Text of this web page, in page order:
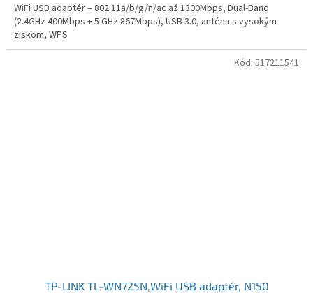
WiFi USB adaptér – 802.11a/b/g/n/ac až 1300Mbps, Dual-Band
(2.4GHz 400Mbps + 5 GHz 867Mbps), USB 3.0, anténa s vysokým
ziskom, WPS
TP-LINK TL-WN725N,WiFi USB adaptér, N150
Kód: 517211541